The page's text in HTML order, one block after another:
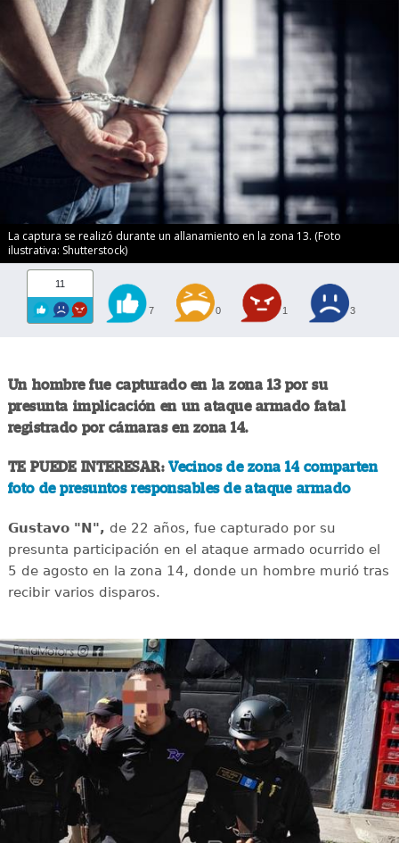
La captura se realizó durante un allanamiento en la zona 13. (Foto
ilustrativa: Shutterstock)
11
7 0 1 3
Un hombre fue capturado en la zona 13 por su
presunta implicación en un ataque armado fatal
registrado por cámaras en zona 14.
TE PUEDE INTERESAR:Vecinos de zona 14 comparten
foto de presuntos responsables de ataque armado
Gustavo "N", de 22 años, fue capturado por su
presunta participación en el ataque armado ocurrido el
5 de agosto en la zona 14, donde un hombre murió tras
recibir varios disparos.